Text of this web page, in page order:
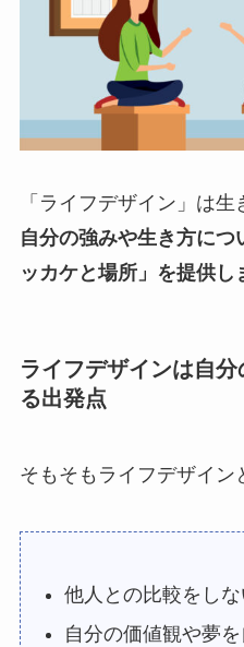
「ライフデザイン」は生
自分の強みや生き方に
ッカケと場所」を提供し
ライフデザインは自
る出発点
そもそもライフデザイン
他人との比較をしな
自分の価値観や夢